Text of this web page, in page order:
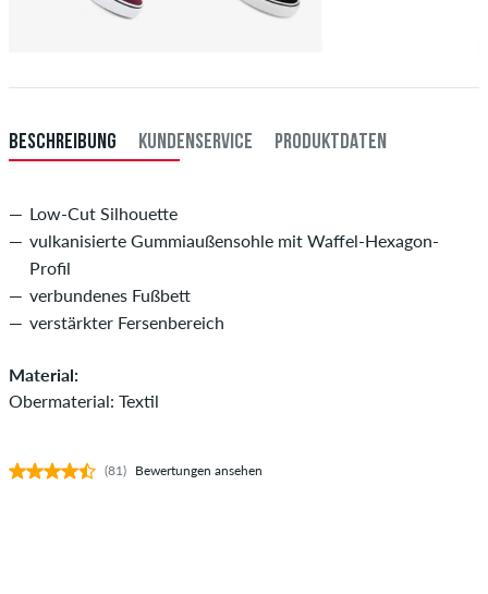
BESCHREIBUNG KUNDENSERVICE PRODUKTDATEN
Low-Cut Silhouette
vulkanisierte Gummiaußensohle mit Waffel-Hexagon-
Profil
verbundenes Fußbett
verstärkter Fersenbereich
Material:
Obermaterial: Textil
(81) Bewertungen ansehen